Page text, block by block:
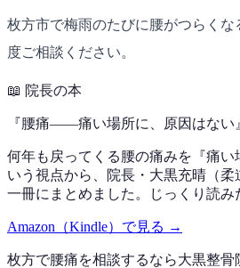
枚方市で梅雨のたびに腰がつらく
度ご相談ください。
📖 院長の本
『腰痛——痛い場所に、原因はない
何年も戻ってくる腰の痛みを『痛い
いう視点から、院長・大黒充晴（
一冊にまとめました。じっくり読み
Amazon（Kindle）で見る →
枚方で腰痛を相談するなら大黒整骨